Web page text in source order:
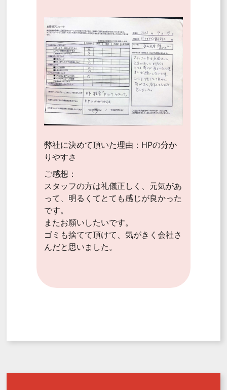
弊社に決めて頂いた理由：HPの分か
りやすさ
ご感想：
スタッフの方は礼儀正しく、元気があ
って、明るくてとても感じが良かった
です。
またお願いしたいです。
ゴミも捨てて頂けて、気がきく会社さ
んだと思いました。